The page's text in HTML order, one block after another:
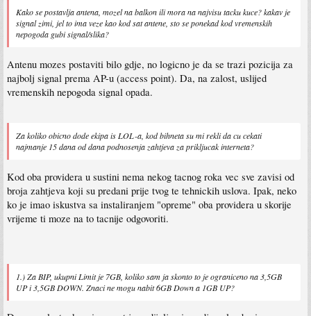
Kako se postavlja antena, mozel na balkon ili mora na najvisu tacku kuce? kakav je
signal zimi, jel to ima veze kao kod sat antene, sto se ponekad kod vremenskih
nepogoda gubi signal/slika?
Antenu mozes postaviti bilo gdje, no logicno je da se trazi pozicija za
najbolj signal prema AP-u (access point). Da, na zalost, uslijed
vremenskih nepogoda signal opada.
Za koliko obicno dode ekipa is LOL-a, kod bihneta su mi rekli da cu cekati
najmanje 15 dana od dana podnosenja zahtjeva za prikljucak interneta?
Kod oba providera u sustini nema nekog tacnog roka vec sve zavisi od
broja zahtjeva koji su predani prije tvog te tehnickih uslova. Ipak, neko
ko je imao iskustva sa instaliranjem "opreme" oba providera u skorije
vrijeme ti moze na to tacnije odgovoriti.
1.) Za BIP, ukupni Limit je 7GB, koliko sam ja skonto to je ograniceno na 3,5GB
UP i 3,5GB DOWN. Znaci ne mogu nabit 6GB Down a 1GB UP?